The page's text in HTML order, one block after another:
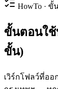
HowTo ·
ขั้นตอนใช้
ขั้น)
เวิร์กโฟลว์ที่อ